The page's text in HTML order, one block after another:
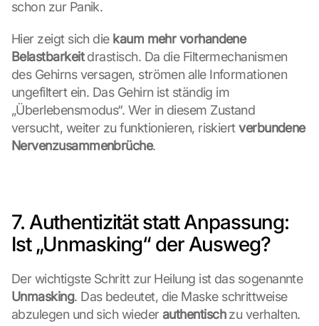
schon zur Panik.
Hier zeigt sich die kaum mehr vorhandene
Belastbarkeit drastisch. Da die Filtermechanismen
des Gehirns versagen, strömen alle Informationen
ungefiltert ein. Das Gehirn ist ständig im
„Überlebensmodus“. Wer in diesem Zustand
versucht, weiter zu funktionieren, riskiert verbundene
Nervenzusammenbrüche.
7. Authentizität statt Anpassung:
Ist „Unmasking“ der Ausweg?
Der wichtigste Schritt zur Heilung ist das sogenannte
Unmasking. Das bedeutet, die Maske schrittweise
abzulegen und sich wieder authentisch zu verhalten.